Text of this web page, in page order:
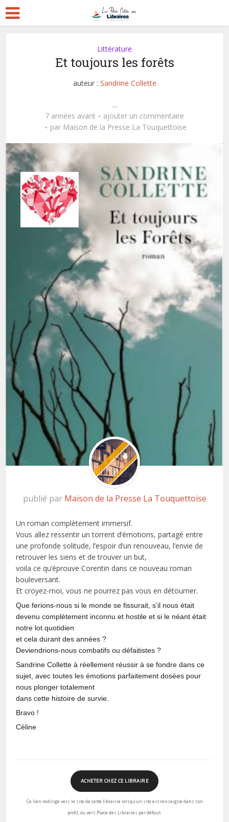
Littérature
Et toujours les forêts
auteur : Sandrine Collette
...
7 années avant
ajouter un commentaire
par Maison de la Presse La Touquettoise
publié par Maison de la Presse La Touquettoise
Un roman complètement immersif.
Vous allez ressentir un torrent d’émotions, partagé entre
une profonde solitude, l’espoir d’un renouveau, l’envie de
retrouver les siens et de trouver un but,
voila ce qu’éprouve Corentin dans ce nouveau roman
bouleversant.
Et croyez-moi, vous ne pourrez pas vous en détourner.
Que ferions-nous si le monde se fissurait, s’il nous était
devenu complètement inconnu et hostile et si le néant était
notre lot quotidien
et cela durant des années ?
Deviendrions-nous combatifs ou défaitistes ?
Sandrine Collette à réellement réussir à se fondre dans ce
sujet, avec toutes les émotions parfaitement dosées pour
nous plonger totalement
dans cette histoire de survie.
Bravo !
Céline
ACHETER CHEZ CE LIBRAIRE
Ce lien redirige vers le site de cette librairie lorsqu’un site est renseigné dans son
profil, ou vers Place des Libraires par défaut.